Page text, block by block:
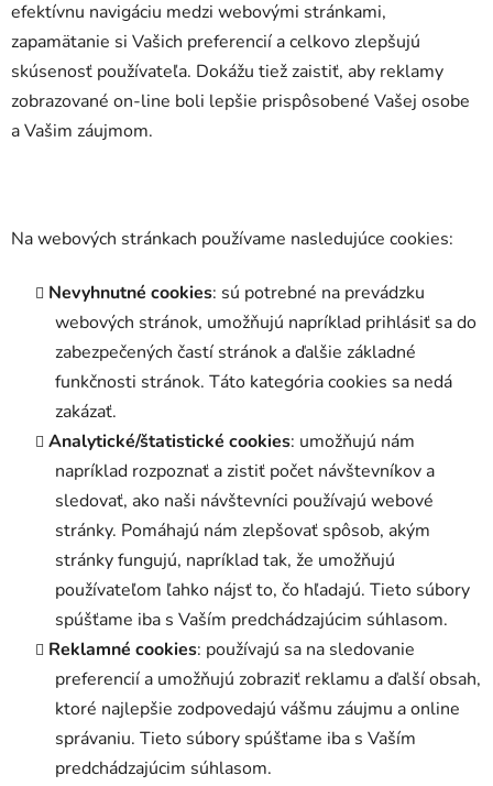
efektívnu navigáciu medzi webovými stránkami,
zapamätanie si Vašich preferencií a celkovo zlepšujú
skúsenosť používateľa. Dokážu tiež zaistiť, aby reklamy
zobrazované on-line boli lepšie prispôsobené Vašej osobe
a Vašim záujmom.
Na webových stránkach používame nasledujúce cookies:
Nevyhnutné cookies: sú potrebné na prevádzku
webových stránok, umožňujú napríklad prihlásiť sa do
zabezpečených častí stránok a ďalšie základné
funkčnosti stránok. Táto kategória cookies sa nedá
zakázať.
Analytické/štatistické cookies: umožňujú nám
napríklad rozpoznať a zistiť počet návštevníkov a
sledovať, ako naši návštevníci používajú webové
stránky. Pomáhajú nám zlepšovať spôsob, akým
stránky fungujú, napríklad tak, že umožňujú
používateľom ľahko nájsť to, čo hľadajú. Tieto súbory
spúšťame iba s Vaším predchádzajúcim súhlasom.
Reklamné cookies: používajú sa na sledovanie
preferencií a umožňujú zobraziť reklamu a ďalší obsah,
ktoré najlepšie zodpovedajú vášmu záujmu a online
správaniu. Tieto súbory spúšťame iba s Vaším
predchádzajúcim súhlasom.